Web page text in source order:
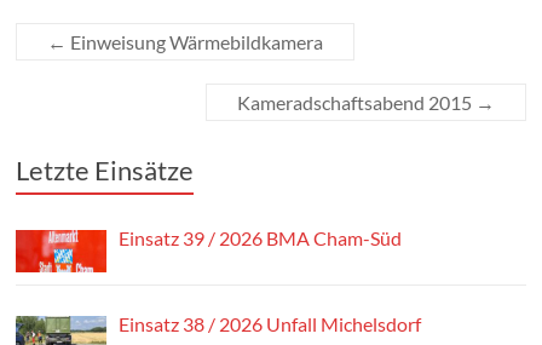
← Einweisung Wärmebildkamera
Kameradschaftsabend 2015 →
Letzte Einsätze
Einsatz 39 / 2026 BMA Cham-Süd
Einsatz 38 / 2026 Unfall Michelsdorf